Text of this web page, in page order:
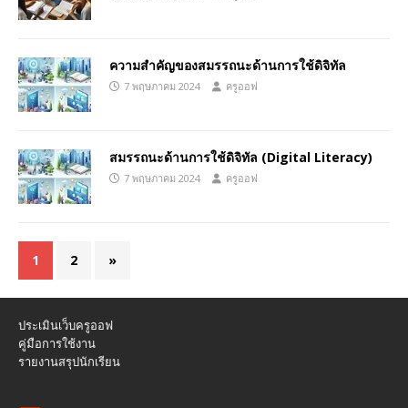
ความสำคัญของสมรรถนะด้านการใช้ดิจิทัล
7 พฤษภาคม 2024 ครูออฟ
สมรรถนะด้านการใช้ดิจิทัล (Digital Literacy)
7 พฤษภาคม 2024 ครูออฟ
1 2 »
ประเมินเว็บครูออฟ
คู่มือการใช้งาน
รายงานสรุปนักเรียน